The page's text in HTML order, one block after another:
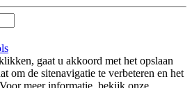
gaat u akkoord met het opslaan
om de sitenavigatie te verbeteren en het